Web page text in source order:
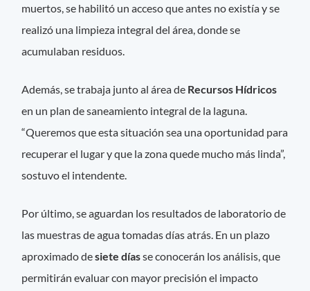
muertos, se habilitó un acceso que antes no existía y se
realizó una limpieza integral del área, donde se
acumulaban residuos.
Además, se trabaja junto al área de Recursos Hídricos
en un plan de saneamiento integral de la laguna.
“Queremos que esta situación sea una oportunidad para
recuperar el lugar y que la zona quede mucho más linda”,
sostuvo el intendente.
Por último, se aguardan los resultados de laboratorio de
las muestras de agua tomadas días atrás. En un plazo
aproximado desiete díasse conocerán los análisis, que
permitirán evaluar con mayor precisión el impacto